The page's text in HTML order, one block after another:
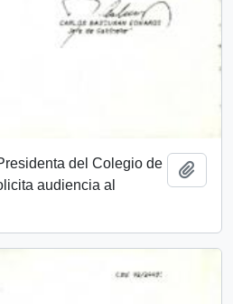
del Colegio de
audiencia al